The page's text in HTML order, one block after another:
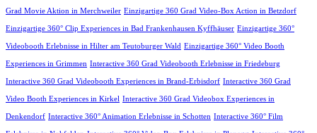
Grad Movie Aktion in Merchweiler Einzigartige 360 Grad Video-Box Action in Betzdorf
Einzigartige 360° Clip Experiences in Bad Frankenhausen Kyffhäuser Einzigartige 360°
Videobooth Erlebnisse in Hilter am Teutoburger Wald Einzigartige 360° Video Booth
Experiences in Grimmen Interactive 360 Grad Videobooth Erlebnisse in Friedeburg
Interactive 360 Grad Videobooth Experiences in Brand-Erbisdorf Interactive 360 Grad
Video Booth Experiences in Kirkel Interactive 360 Grad Videobox Experiences in
Denkendorf Interactive 360° Animation Erlebnisse in Schotten Interactive 360° Film